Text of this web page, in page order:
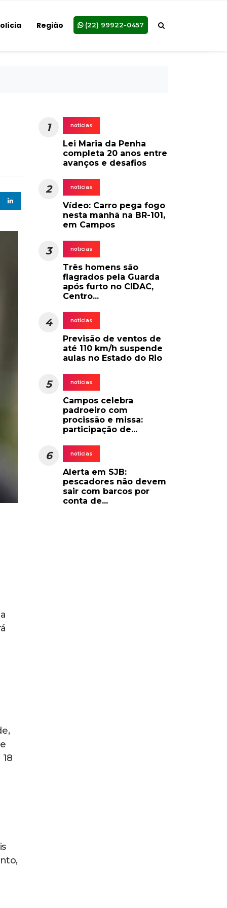
Região (22) 99922-0457
1 noticias
Lei Maria da Penha
completa 20 anos entre
avanços e desafios
2 noticias
Vídeo: Carro pega fogo
nesta manhã na BR-101,
em Campos
3 noticias
Três homens são
flagrados pela Guarda
após furto no CIDAC,
Centro...
4 noticias
Previsão de ventos de
até 110 km/h suspende
aulas no Estado do Rio
5 noticias
Campos celebra
padroeiro com
procissão e missa:
participação de...
6 noticias
Alerta em SJB:
pescadores não devem
sair com barcos por
conta de...